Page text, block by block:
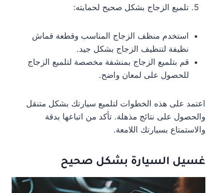
تلميع الزجاج بشكل صحيح لحمايته:
استخدم منظف الزجاج المناسب وقطعة قماش
نظيفة لتنظيف الزجاج بشكل جيد.
قم بتلميع الزجاج بمنشفة مخصصة لتلميع الزجاج
للحصول على لمعان واضح.
اعتمد على هذه الخطوات لتلميع سيارتك بشكل متنقل
والحصول على نتائج مذهلة. تأكد من اتباعها بدقة
والاستمتاع بسيارتك اللامعة.
غسيل السيارة بشكل صحيح